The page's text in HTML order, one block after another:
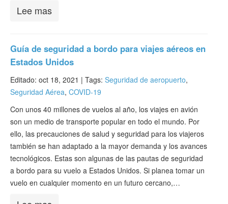
Lee mas
Guía de seguridad a bordo para viajes aéreos en
Estados Unidos
Editado: oct 18, 2021 | Tags: Seguridad de aeropuerto,
Seguridad Aérea, COVID-19
Con unos 40 millones de vuelos al año, los viajes en avión
son un medio de transporte popular en todo el mundo. Por
ello, las precauciones de salud y seguridad para los viajeros
también se han adaptado a la mayor demanda y los avances
tecnológicos. Estas son algunas de las pautas de seguridad
a bordo para su vuelo a Estados Unidos. Si planea tomar un
vuelo en cualquier momento en un futuro cercano,…